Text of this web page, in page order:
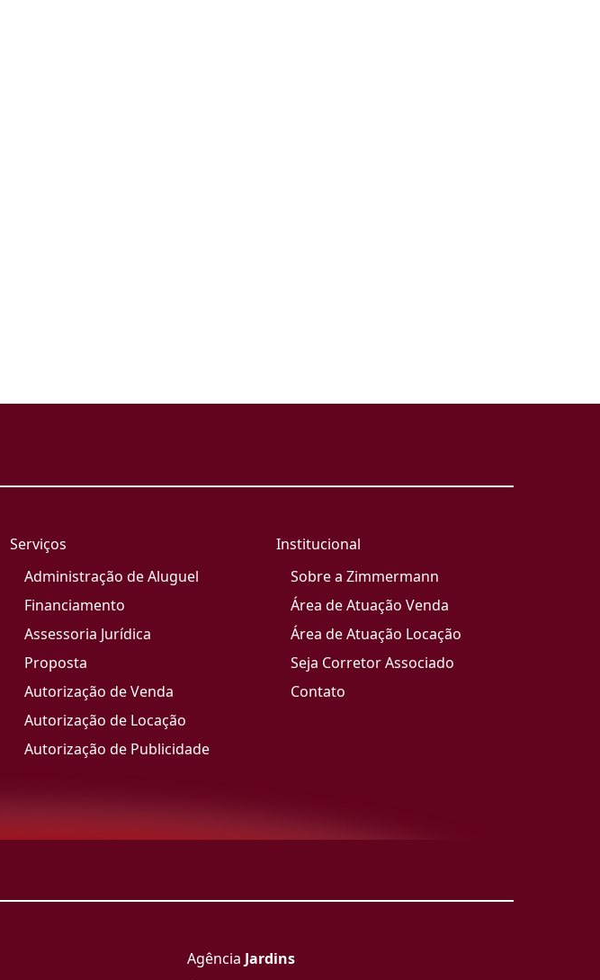
Serviços
Administração de Aluguel
Financiamento
Assessoria Jurídica
Proposta
Autorização de Venda
Autorização de Locação
Autorização de Publicidade
Institucional
Sobre a Zimmermann
Área de Atuação Venda
Área de Atuação Locação
Seja Corretor Associado
Contato
Agência Jardins